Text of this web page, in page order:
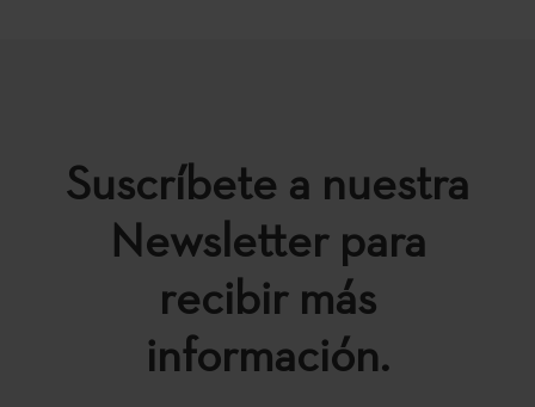
Suscríbete a nuestra
Newsletter para
recibir más
información.